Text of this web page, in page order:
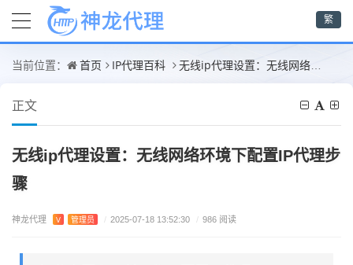
繁
当前位置： 首页 IP代理百科 无线ip代理设置：无线网络环境下配置IP代理步骤
正文
无线ip代理设置：无线网络环境下配置IP代理步
骤
神龙代理 V 管理员 / 2025-07-18 13:52:30 / 986 阅读